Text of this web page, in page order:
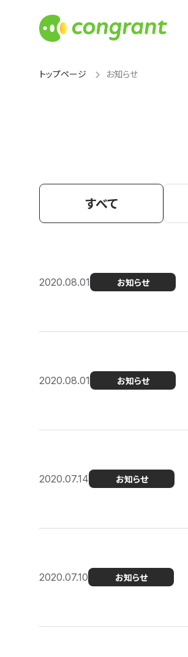
トップページ お知らせ
すべて
2020.08.01 お知らせ
2020.08.01 お知らせ
2020.07.14 お知らせ
2020.07.10 お知らせ